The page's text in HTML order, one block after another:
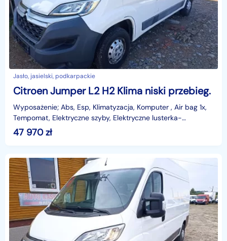
Jasło, jasielski, podkarpackie
Citroen Jumper L2 H2 Klima niski przebieg.
Wyposażenie; Abs, Esp, Klimatyzacja, Komputer , Air bag 1x,
Tempomat, Elektryczne szyby, Elektryczne lusterka-
Sterowane ogrzewane, Wyświetlacz kolorowy radia, I
47 970zł